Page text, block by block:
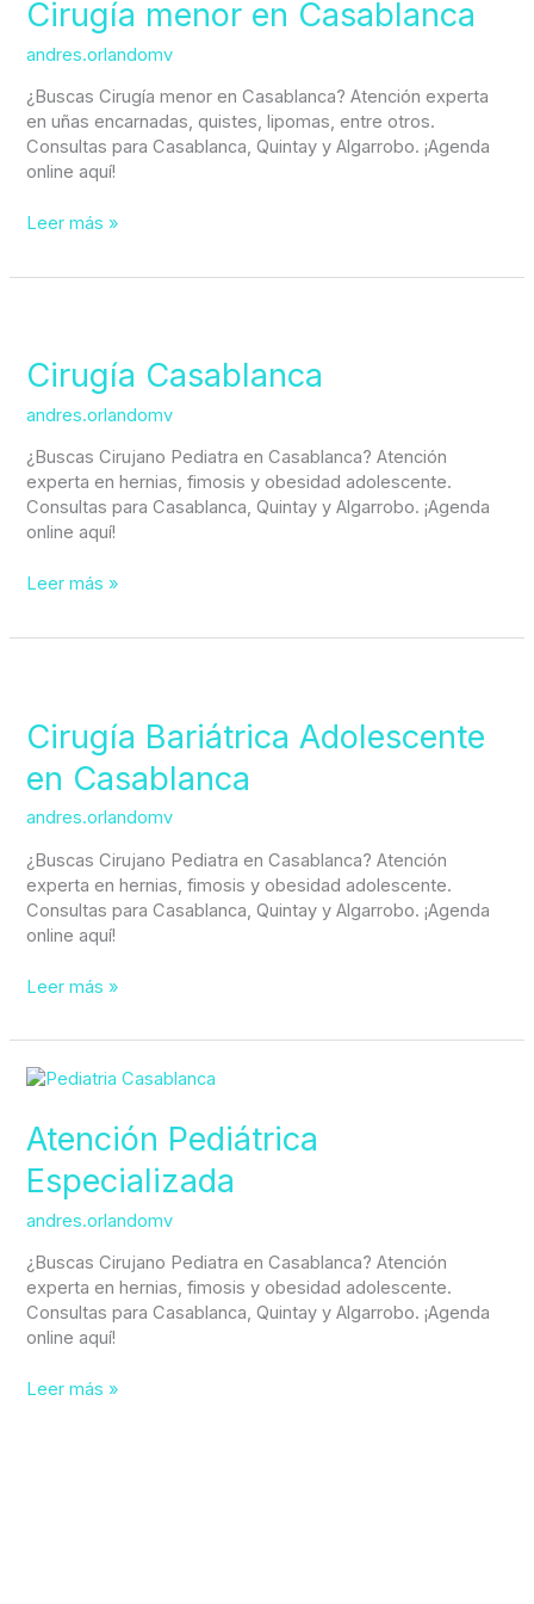
Cirugía menor en Casablanca
andres.orlandomv
¿Buscas Cirugía menor en Casablanca? Atención experta
en uñas encarnadas, quistes, lipomas, entre otros.
Consultas para Casablanca, Quintay y Algarrobo. ¡Agenda
online aquí!
Casablanca
Leer más »
Cirugía Casablanca
andres.orlandomv
¿Buscas Cirujano Pediatra en Casablanca? Atención
experta en hernias, fimosis y obesidad adolescente.
Consultas para Casablanca, Quintay y Algarrobo. ¡Agenda
online aquí!
Leer más »
Cirugía Bariátrica Adolescente
en Casablanca
andres.orlandomv
¿Buscas Cirujano Pediatra en Casablanca? Atención
experta en hernias, fimosis y obesidad adolescente.
Consultas para Casablanca, Quintay y Algarrobo. ¡Agenda
online aquí!
Adolescente
en
Casablanca
Leer más »
Atención Pediátrica
Especializada
andres.orlandomv
¿Buscas Cirujano Pediatra en Casablanca? Atención
experta en hernias, fimosis y obesidad adolescente.
Consultas para Casablanca, Quintay y Algarrobo. ¡Agenda
online aquí!
Atención
Especializada
Leer más »